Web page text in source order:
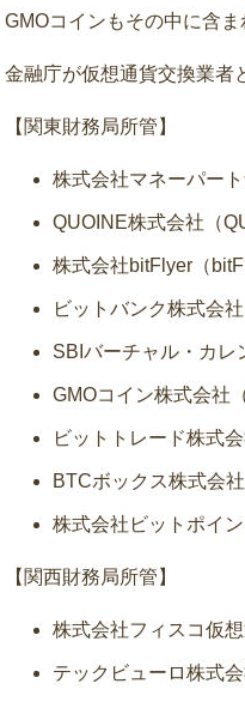
GMOコインもその中に含ま
金融庁が仮想通貨交換業者
【関東財務局所管】
株式会社マネーパー
QUOINE株式会社（
株式会社bitFlyer（
ビットバンク株式会
SBIバーチャル・カレ
GMOコイン株式会社
ビットトレード株式
BTCボックス株式会
株式会社ビットポイ
【関西財務局所管】
株式会社フィスコ仮
テックビューロ株式会